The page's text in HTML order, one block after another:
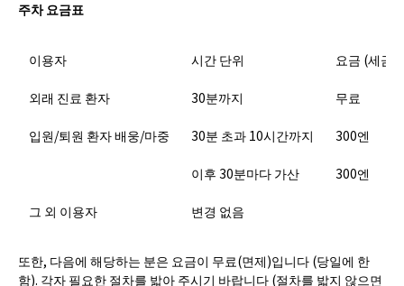
주차 요금표
이용자 시간 단위 요금 (세금
외래 진료 환자 30분까지 무료
입원/퇴원 환자 배웅/마중 30분 초과 10시간까지 300엔
이후 30분마다 가산 300엔
그 외 이용자 변경 없음
또한, 다음에 해당하는 분은 요금이 무료(면제)입니다 (당일에 한
함). 각자 필요한 절차를 밟아 주시기 바랍니다 (절차를 밟지 않으면